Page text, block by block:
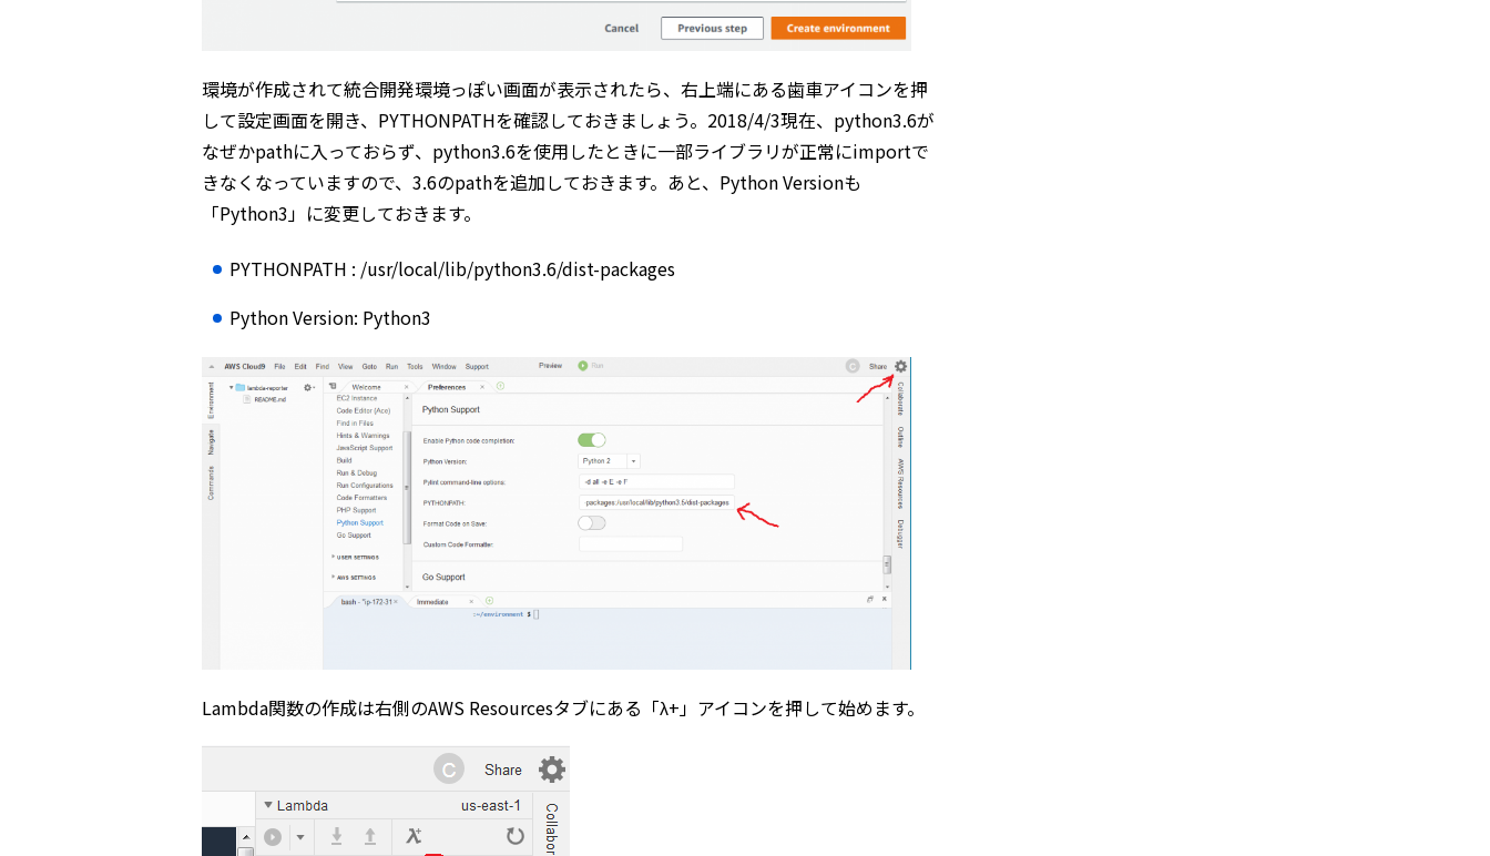
環境が作成されて統合開発環境っぽい画面が表示されたら、右上端にある歯車アイコンを押
して設定画面を開き、PYTHONPATHを確認しておきましょう。2018/4/3現在、python3.6が
なぜかpathに入っておらず、python3.6を使用したときに一部ライブラリが正常にimportで
きなくなっていますので、3.6のpathを追加しておきます。あと、Python Versionも
「Python3」に変更しておきます。
PYTHONPATH : /usr/local/lib/python3.6/dist-packages
Python Version: Python3
Lambda関数の作成は右側のAWS Resourcesタブにある「λ+」アイコンを押して始めます。